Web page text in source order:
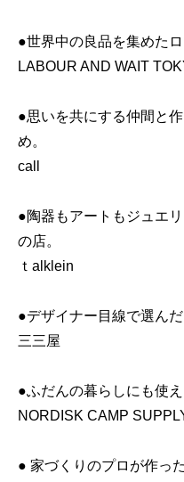
●世界中の良品を集めた
LABOUR AND WAIT
●思いを共にする仲間と
め。
call
●陶器もアートもジュエ
の店。
ｔalklein
●デザイナー目線で選ん
三三屋
●ふだんの暮らしにも使
NORDISK CAMP
● 家づくりのプロが作っ